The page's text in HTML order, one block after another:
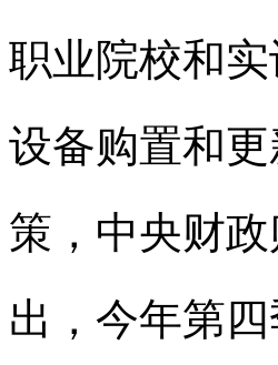
职业院校和
设备购置和
策，中央财
出，今年第